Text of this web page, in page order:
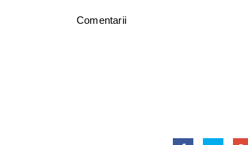
Comentarii